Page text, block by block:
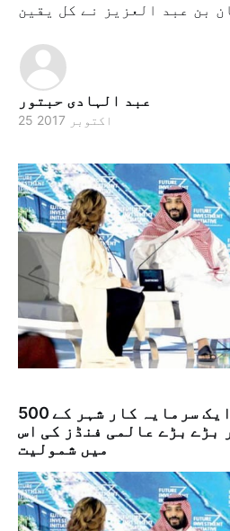
ﻋﺒﺪ الہادى ﺣﺒﺘﻮر
25 اکتوبر 2017
500 ارب ڈالر سے ایک سرمایہ کار شہر کے
بڑے بڑے عالمی فنڈز کی اس
میں شمولیت